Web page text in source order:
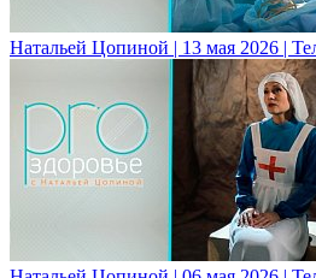
Натальей Цопиной | 13 мая 2026 |